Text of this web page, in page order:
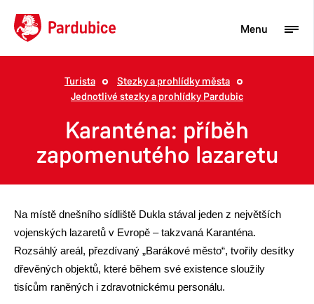
Turista
Aktuality
Občan
Podnikatel
Město
Turista
Stezky a prohlídky města
Jednotlivé stezky a prohlídky Pardubic
Karanténa: příběh
zapomenutého lazaretu
Na místě dnešního sídliště Dukla stával jeden z největších
vojenských lazaretů v Evropě – takzvaná Karanténa.
Rozsáhlý areál, přezdívaný „Barákové město“, tvořily desítky
dřevěných objektů, které během své existence sloužily
tisícům raněných i zdravotnickému personálu.
Menu